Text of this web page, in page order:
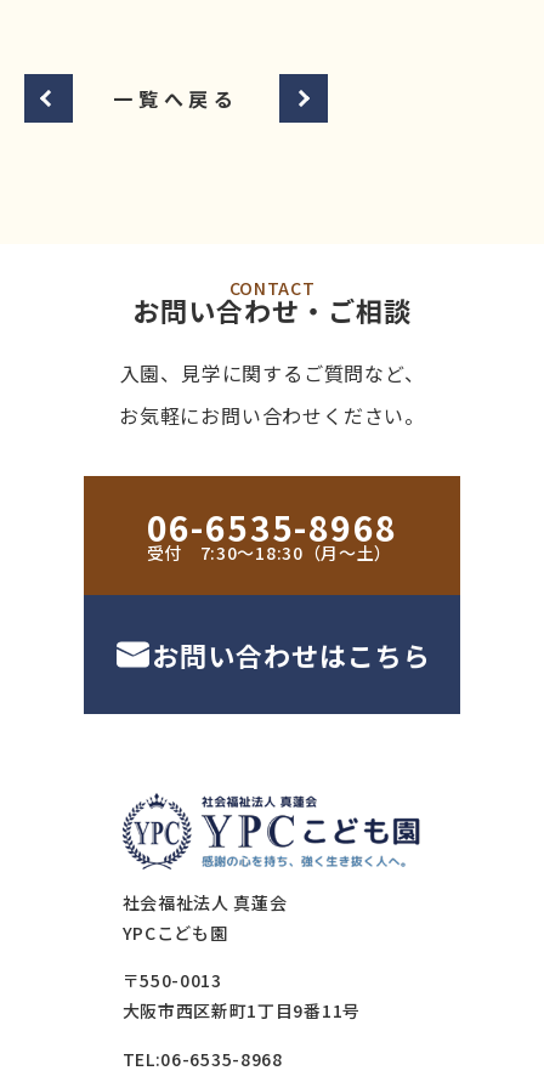
一覧へ戻る
CONTACT
お問い合わせ・ご相談
入園、見学に関するご質問など、
お気軽にお問い合わせください。
06-6535-8968
受付 7:30〜18:30（月〜土）
お問い合わせはこちら
社会福祉法人 真蓮会
YPCこども園
〒550-0013
大阪市西区新町1丁目9番11号
TEL:06-6535-8968